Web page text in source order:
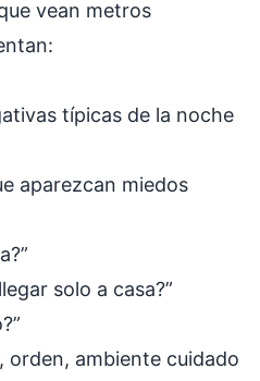
vean metros
típicas de la noche
aparezcan miedos
solo a casa?”
orden, ambiente cuidado